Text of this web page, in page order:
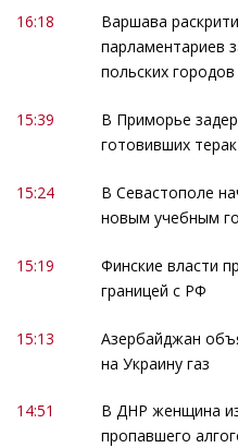
16:18
Варшава
парламентариев
польских городов
15:39
В Приморье
готовивших
15:24
В Севастополе
новым учебным
15:19
Финские власти
границей с РФ
15:13
Азербайджан
на Украину газ
14:51
В ДНР женщина
пропавшего